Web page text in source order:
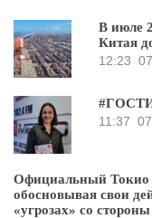
В июле
Китая
12:23
11:37
Официальный Токио
обосновывая свои
«угрозах» со